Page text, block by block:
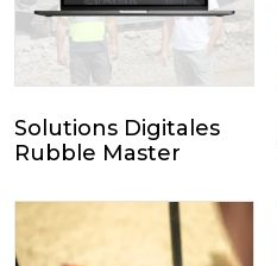
Solutions Digitales
Rubble Master